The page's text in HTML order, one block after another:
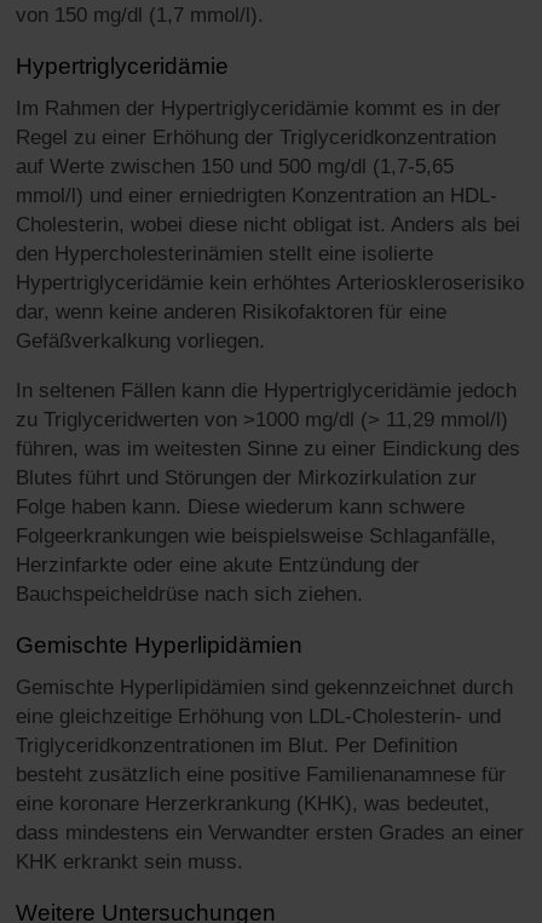
von 150 mg/dl (1,7 mmol/l).
Hypertriglyceridämie
Im Rahmen der Hypertriglyceridämie kommt es in der
Regel zu einer Erhöhung der Triglyceridkonzentration
auf Werte zwischen 150 und 500 mg/dl (1,7-5,65
mmol/l) und einer erniedrigten Konzentration an HDL-
Cholesterin, wobei diese nicht obligat ist. Anders als bei
den Hypercholesterinämien stellt eine isolierte
Hypertriglyceridämie kein erhöhtes Arterioskleroserisiko
dar, wenn keine anderen Risikofaktoren für eine
Gefäßverkalkung vorliegen.
In seltenen Fällen kann die Hypertriglyceridämie jedoch
zu Triglyceridwerten von >1000 mg/dl (> 11,29 mmol/l)
führen, was im weitesten Sinne zu einer Eindickung des
Blutes führt und Störungen der Mirkozirkulation zur
Folge haben kann. Diese wiederum kann schwere
Folgeerkrankungen wie beispielsweise Schlaganfälle,
Herzinfarkte oder eine akute Entzündung der
Bauchspeicheldrüse nach sich ziehen.
Gemischte Hyperlipidämien
Gemischte Hyperlipidämien sind gekennzeichnet durch
eine gleichzeitige Erhöhung von LDL-Cholesterin- und
Triglyceridkonzentrationen im Blut. Per Definition
besteht zusätzlich eine positive Familienanamnese für
eine koronare Herzerkrankung (KHK), was bedeutet,
dass mindestens ein Verwandter ersten Grades an einer
KHK erkrankt sein muss.
Weitere Untersuchungen